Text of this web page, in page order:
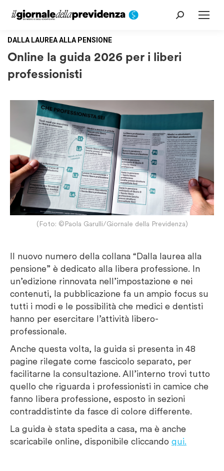
Cerca:
DALLA LAUREA ALLA PENSIONE
Online la guida 2026 per i liberi
professionisti
(Foto: ©Paola Garulli/Giornale della Previdenza)
Il nuovo numero della collana “Dalla laurea alla
pensione” è dedicato alla libera professione. In
un’edizione rinnovata nell’impostazione e nei
contenuti, la pubblicazione fa un ampio focus su
tutti i modi e le possibilità che medici e dentisti
hanno per esercitare l’attività libero-
professionale.
Anche questa volta, la guida si presenta in 48
pagine rilegate come fascicolo separato, per
facilitarne la consultazione. All’interno trovi tutto
quello che riguarda i professionisti in camice che
fanno libera professione, esposto in sezioni
contraddistinte da fasce di colore differente.
La guida è stata spedita a casa, ma è anche
scaricabile online, disponibile cliccando qui.